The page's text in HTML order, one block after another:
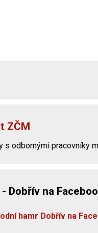
ZČM
s odbornými pracovníky
Dobřív na
hamr Dobřív na